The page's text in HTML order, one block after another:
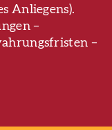
Anliegens).
–
–